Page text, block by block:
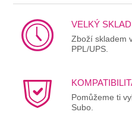
VELKÝ SKLAD
Zboží skladem
PPL/UPS.
Pomůžeme ti
Subo.